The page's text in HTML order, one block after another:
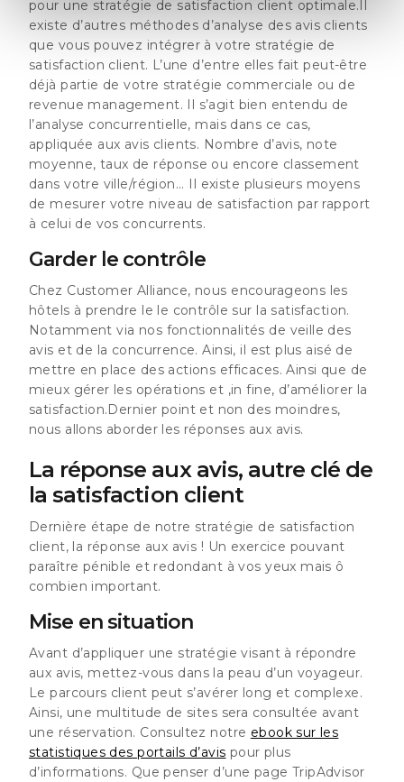
pour une stratégie de satisfaction client optimale.Il
existe d’autres méthodes d’analyse des avis clients
que vous pouvez intégrer à votre stratégie de
satisfaction client. L’une d’entre elles fait peut-être
déjà partie de votre stratégie commerciale ou de
revenue management. Il s’agit bien entendu de
l’analyse concurrentielle, mais dans ce cas,
appliquée aux avis clients. Nombre d’avis, note
moyenne, taux de réponse ou encore classement
dans votre ville/région... Il existe plusieurs moyens
de mesurer votre niveau de satisfaction par rapport
à celui de vos concurrents.
Garder le contrôle
Chez Customer Alliance, nous encourageons les
hôtels à prendre le le contrôle sur la satisfaction.
Notamment via nos fonctionnalités de veille des
avis et de la concurrence. Ainsi, il est plus aisé de
mettre en place des actions efficaces. Ainsi que de
mieux gérer les opérations et ,in fine, d’améliorer la
satisfaction.Dernier point et non des moindres,
nous allons aborder les réponses aux avis.
La réponse aux avis, autre clé de
la satisfaction client
Dernière étape de notre stratégie de satisfaction
client, la réponse aux avis ! Un exercice pouvant
paraître pénible et redondant à vos yeux mais ô
combien important.
Mise en situation
Avant d’appliquer une stratégie visant à répondre
aux avis, mettez-vous dans la peau d’un voyageur.
Le parcours client peut s’avérer long et complexe.
Ainsi, une multitude de sites sera consultée avant
une réservation. Consultez notre ebook sur les
statistiques des portails d’avis pour plus
d’informations. Que penser d’une page TripAdvisor